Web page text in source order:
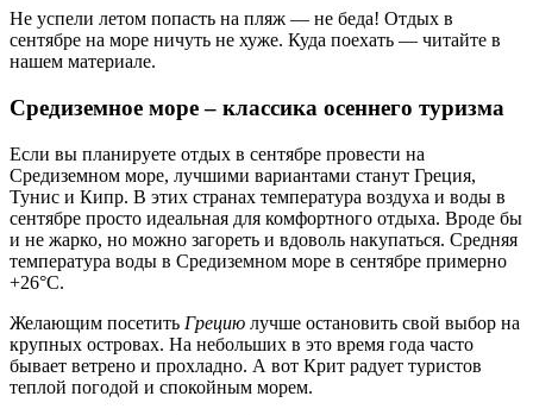
Не успели летом попасть на пляж — не беда! Отдых в
сентябре на море ничуть не хуже. Куда поехать — читайте в
нашем материале.
Средиземное море – классика осеннего туризма
Если вы планируете отдых в сентябре провести на
Средиземном море, лучшими вариантами станут Греция,
Тунис и Кипр. В этих странах температура воздуха и воды в
сентябре просто идеальная для комфортного отдыха. Вроде бы
и не жарко, но можно загореть и вдоволь накупаться. Средняя
температура воды в Средиземном море в сентябре примерно
+26°C.
Желающим посетить Грецию лучше остановить свой выбор на
крупных островах. На небольших в это время года часто
бывает ветрено и прохладно. А вот Крит радует туристов
теплой погодой и спокойным морем.